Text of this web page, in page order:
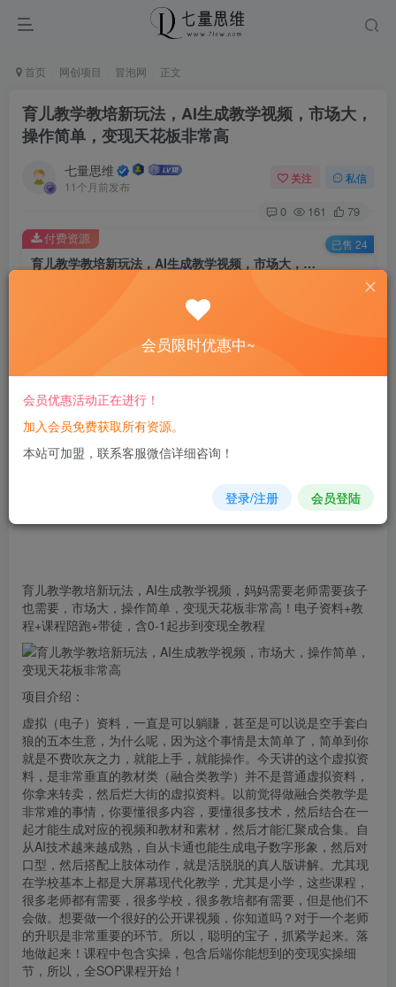
首页 网创项目 冒泡网 正文
育儿教学教培新玩法，AI生成教学视频，市场大，
操作简单，变现天花板非常高
七量思维
11个月前发布
关注 私信
0 161 79
育儿教学教培新玩法，AI生成教学视频，市场大，操作简单，变现天花板非常高
8.8
免费
您当前未登录！建议登陆后购买，可保存购买订单
付费资源 已售 24
育儿教学教培新玩法，AI生成教学视频，妈妈需要老师需要孩子
也需要，市场大，操作简单，变现天花板非常高！电子资料+教
程+课程陪跑+带徒，含0-1起步到变现全教程
项目介绍：
虚拟 （电子）资料，一直是可以躺賺，甚至是可以说是空手套白
狼的五本生意，为什么呢，因为这个事情是太简单了，简单到你
就是不费吹灰之力，就能上手，就能操作。今天讲的这个虚拟资
料，是非常垂直的教材类（融合类教学）并不是普通虚拟资料，
你拿来转卖，然后烂大街的虚拟资料。以前觉得做融合类教学是
非常难的事情，你要懂很多内容，要懂很多技术，然后结合在一
起才能生成对应的视频和教材和素材，然后才能汇聚成合集。自
从AI技术越来越成熟，自从卡通也能生成电子数字形象，然后对
口型，然后搭配上肢体动作，就是活脱脱的真人版讲解。尤其现
在学校基本上都是大屏幕现代化教学，尤其是小学，这些课程，
很多老师都有需要，很多学校，很多教培都有需要，但是他们不
会做。想要做一个很好的公开课视频，你知道吗？对于一个老师
的升职是非常重要的环节。所以，聪明的宝子，抓紧学起来。落
地做起来！课程中包含实操，包含后端你能想到的变现实操细
节，所以，全SOP课程开始！
会员限时优惠中~
会员优惠活动正在进行！
加入会员免费获取所有资源。
本站可加盟，联系客服微信详细咨询！
登录/注册 会员登陆